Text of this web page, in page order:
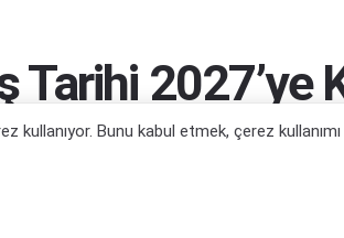
Tarihi 2027’ye
olacağını gösteriyor...
kullanıyor. Bunu kabul etmek, çerez